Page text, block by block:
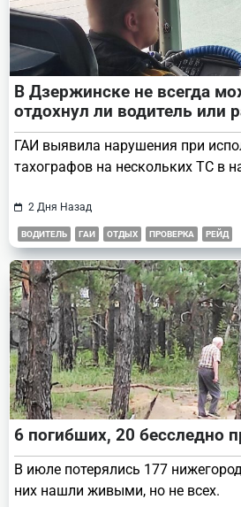
В Дзержинске не всегда
отдохнул ли водитель или
ГАИ выявила нарушения при
тахографов на нескольких ТС в
2 Дня Назад
ВОДИТЕЛЬ ГАИ ОТДЫХ ПРОВЕРКА РЕЙД
6 погибших, 20 бесследно
В июле потерялись 177
них нашли живыми, но не всех.